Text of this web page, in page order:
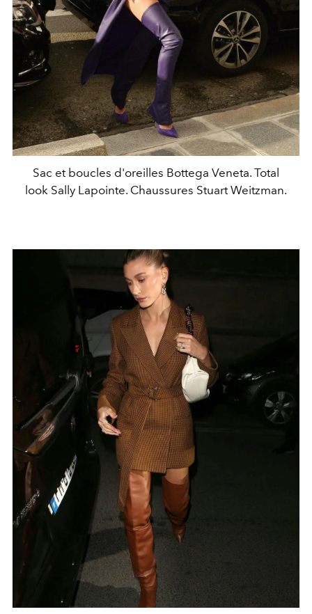
Sac et boucles d'oreilles Bottega Veneta. Total
look Sally Lapointe. Chaussures Stuart Weitzman.